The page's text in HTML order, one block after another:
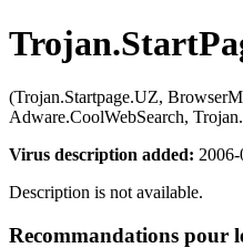
(Trojan.Startpage.UZ,
Adware.CoolWebSearch,
Virus description added: 2006-
Description is not available.
Recommandations pour